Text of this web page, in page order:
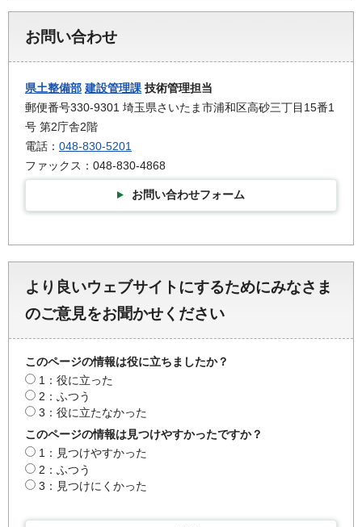
お問い合わせ
県土整備部 建設管理課 技術管理担当
郵便番号330-9301 埼玉県さいたま市浦和区高砂三丁目15番1
号 第2庁舎2階
電話： 048-830-5201
ファックス：048-830-4868
お問い合わせフォーム
より良いウェブサイトにするためにみなさま
のご意見をお聞かせください
このページの情報は役に立ちましたか？
1：役に立った
2：ふつう
3：役に立たなかった
このページの情報は見つけやすかったですか？
1：見つけやすかった
2：ふつう
3：見つけにくかった